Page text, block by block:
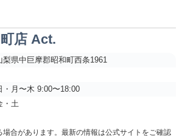
店 Act.
梨県中巨摩郡昭和町西条1961
・月〜木 9:00〜18:00
・土
合があります。最新の情報は公式サイトをご確認